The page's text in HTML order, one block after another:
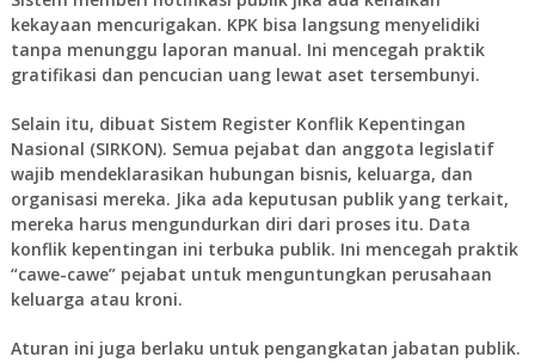
kekayaan mencurigakan. KPK bisa langsung menyelidiki
tanpa menunggu laporan manual. Ini mencegah praktik
gratifikasi dan pencucian uang lewat aset tersembunyi.
Selain itu, dibuat Sistem Register Konflik Kepentingan
Nasional (SIRKON). Semua pejabat dan anggota legislatif
wajib mendeklarasikan hubungan bisnis, keluarga, dan
organisasi mereka. Jika ada keputusan publik yang terkait,
mereka harus mengundurkan diri dari proses itu. Data
konflik kepentingan ini terbuka publik. Ini mencegah praktik
“cawe-cawe” pejabat untuk menguntungkan perusahaan
keluarga atau kroni.
Aturan ini juga berlaku untuk pengangkatan jabatan publik.